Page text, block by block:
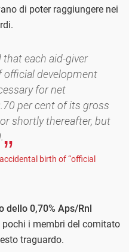
di poter raggiungere nei
each aid-giver
development
for net
per cent of its gross
shortly thereafter, but
birth of “official
dello 0,70% Aps/Rnl
pochi i membri del comitato
traguardo.